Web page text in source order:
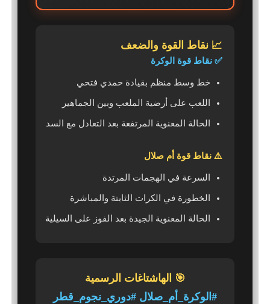
📈 نقاط القوة والضعف
✅ نقاط قوة الوكرة
خط وسط منظم بقيادة حمدي فتحي
اللعب على أرضية الملعب وبين الجماهير
الحالة المعنوية المرتفعة بعد التعادل مع السد
⚠️ نقاط قوة أم صلال
السرعة في الهجمات المرتدة
الخطورة في الكرات الثابتة والمباشرة
الحالة المعنوية الجيدة بعد الفوز على السيلية
🎯 الهاشتاغات الرسمية
#الوكرة_أم_صلال #دوري_نجوم_قطر